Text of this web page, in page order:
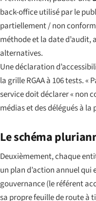
back-office utilisé par le
partiellement / non
méthode et la date d’audit,
alternatives.
Une déclaration
la grille RGAA à 106 tests.
service doit déclarer « non
médias et des délégués à
Le schéma
Deuxièmement, chaque
un plan d’action annuel qui
gouvernance (le référent
sa propre feuille de route à